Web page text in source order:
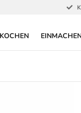
KOCHEN